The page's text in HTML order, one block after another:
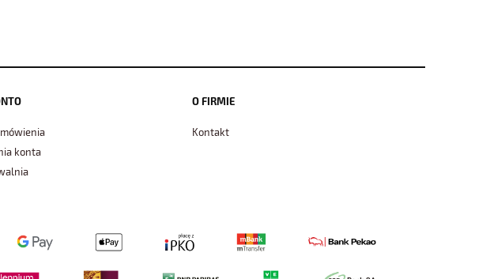
konta
O FIRMIE
Kontakt